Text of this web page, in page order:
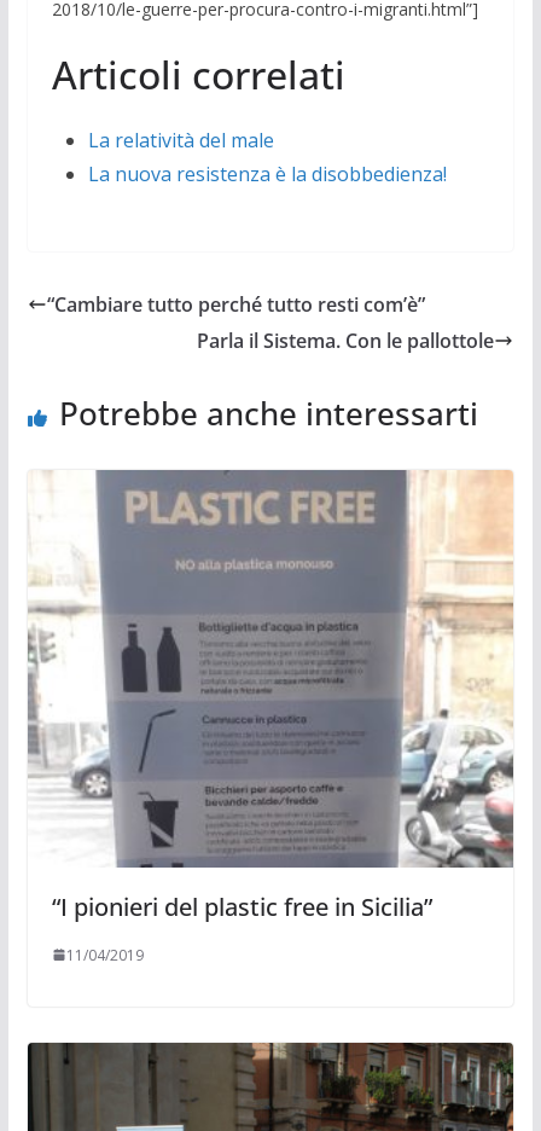
2018/10/le-guerre-per-procura-contro-i-migranti.html”]
Articoli correlati
La relatività del male
La nuova resistenza è la disobbedienza!
“Cambiare tutto perché tutto resti com’è”
Parla il Sistema. Con le pallottole
Potrebbe anche interessarti
“I pionieri del plastic free in Sicilia”
11/04/2019